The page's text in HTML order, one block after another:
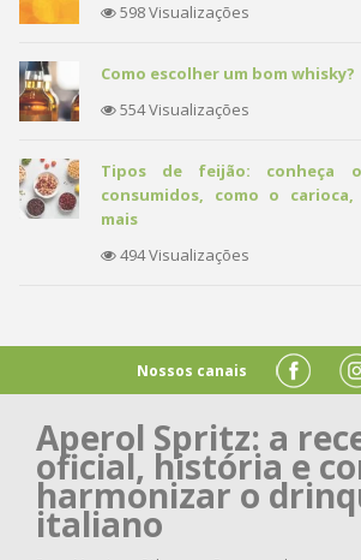
598 Visualizações
Como escolher um bom whisky?
554 Visualizações
Tipos de feijão: conheça
consumidos, como o
mais
494 Visualizações
Nossos canais
Aperol Spritz: a
oficial, história e
harmonizar o
italiano